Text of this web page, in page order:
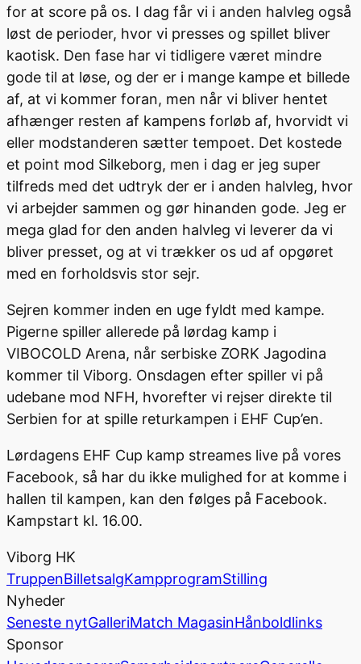
for at score på os. I dag får vi i anden halvleg også
løst de perioder, hvor vi presses og spillet bliver
kaotisk. Den fase har vi tidligere været mindre
gode til at løse, og der er i mange kampe et billede
af, at vi kommer foran, men når vi bliver hentet
afhænger resten af kampens forløb af, hvorvidt vi
eller modstanderen sætter tempoet. Det kostede
et point mod Silkeborg, men i dag er jeg super
tilfreds med det udtryk der er i anden halvleg, hvor
vi arbejder sammen og gør hinanden gode. Jeg er
mega glad for den anden halvleg vi leverer da vi
bliver presset, og at vi trækker os ud af opgøret
med en forholdsvis stor sejr.
Sejren kommer inden en uge fyldt med kampe.
Pigerne spiller allerede på lørdag kamp i
VIBOCOLD Arena, når serbiske ZORK Jagodina
kommer til Viborg. Onsdagen efter spiller vi på
udebane mod NFH, hvorefter vi rejser direkte til
Serbien for at spille returkampen i EHF Cup’en.
Lørdagens EHF Cup kamp streames live på vores
Facebook, så har du ikke mulighed for at komme i
hallen til kampen, kan den følges på Facebook.
Kampstart kl. 16.00.
Viborg HK
TruppenBilletsalgKampprogramStilling
Nyheder
Seneste nytGalleriMatch MagasinHånboldlinks
Sponsor